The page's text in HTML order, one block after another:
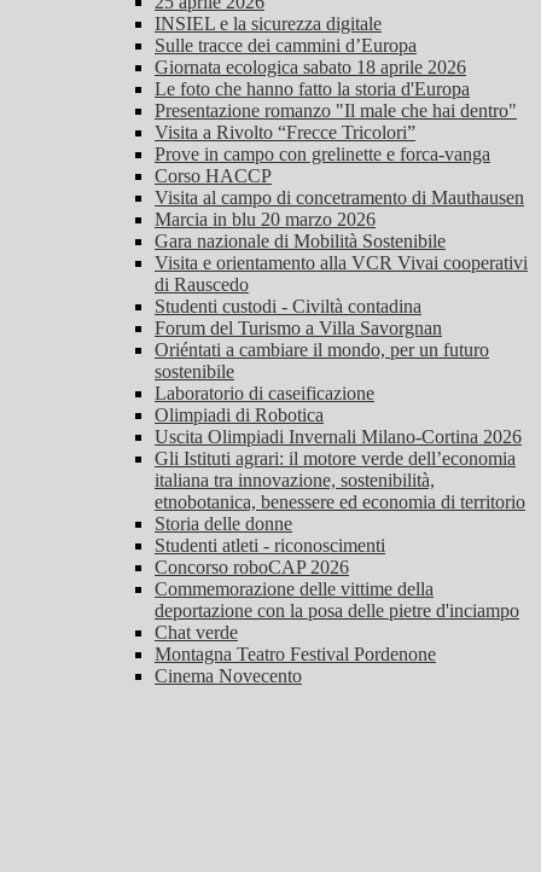
INSIEL e la sicurezza digitale
Sulle tracce dei cammini d’Europa
Giornata ecologica sabato 18 aprile 2026
Le foto che hanno fatto la storia d'Europa
Presentazione romanzo "Il male che hai dentro"
Visita a Rivolto “Frecce Tricolori”
Prove in campo con grelinette e forca-vanga
Corso HACCP
Visita al campo di concetramento di Mauthausen
Marcia in blu 20 marzo 2026
Gara nazionale di Mobilità Sostenibile
Visita e orientamento alla VCR Vivai cooperativi
di Rauscedo
Studenti custodi - Civiltà contadina
Forum del Turismo a Villa Savorgnan
Oriéntati a cambiare il mondo, per un futuro
sostenibile
Laboratorio di caseificazione
Olimpiadi di Robotica
Uscita Olimpiadi Invernali Milano-Cortina 2026
Gli Istituti agrari: il motore verde dell’economia
italiana tra innovazione, sostenibilità,
etnobotanica, benessere ed economia di territorio
Storia delle donne
Studenti atleti - riconoscimenti
Concorso roboCAP 2026
Commemorazione delle vittime della
deportazione con la posa delle pietre d'inciampo
Chat verde
Montagna Teatro Festival Pordenone
Cinema Novecento